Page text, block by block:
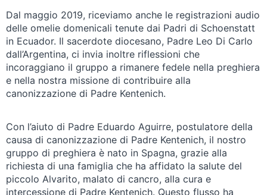
Dal maggio 2019, riceviamo anche le registrazioni audio
delle omelie domenicali tenute dai Padri di Schoenstatt
in Ecuador. Il sacerdote diocesano, Padre Leo Di Carlo
dall’Argentina, ci invia inoltre riflessioni che
incoraggiano il gruppo a rimanere fedele nella preghiera
e nella nostra missione di contribuire alla
canonizzazione di Padre Kentenich.
Con l’aiuto di Padre Eduardo Aguirre, postulatore della
causa di canonizzazione di Padre Kentenich, il nostro
gruppo di preghiera è nato in Spagna, grazie alla
richiesta di una famiglia che ha affidato la salute del
piccolo Alvarito, malato di cancro, alla cura e
intercessione di Padre Kentenich. Questo flusso ha